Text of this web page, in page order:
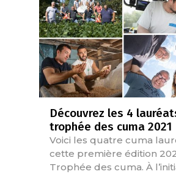
Découvrez les 4
trophée des cuma 2021
Voici les quatre cuma
cette première édition
Trophée des cuma. À